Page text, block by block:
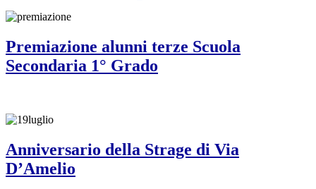
Premiazione alunni terze Scuola
Secondaria 1° Grado
Anniversario della Strage di Via
D’Amelio